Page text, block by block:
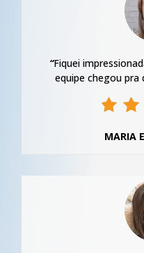
“Fiquei
equipe chegou
MARIA